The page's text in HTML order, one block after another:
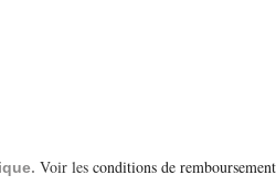
Voir les conditions de remboursement